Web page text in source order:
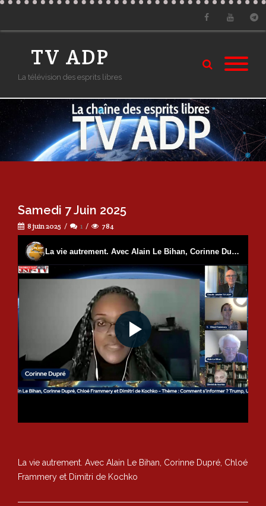
TV ADP
La télévision des esprits libres
Samedi 7 Juin 2025
8 juin 2025 1 784
La vie autrement. Avec Alain Le Bihan, Corinne Dupré, Chloé
Frammery et Dimitri de Kochko